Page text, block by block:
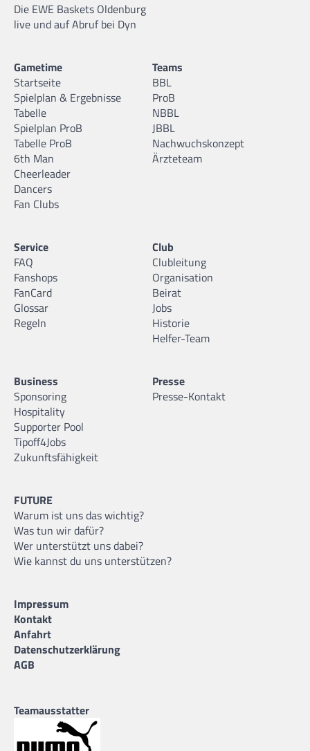
Die EWE Baskets Oldenburg
live und auf Abruf bei Dyn
Gametime
Startseite
Spielplan & Ergebnisse
Tabelle
Spielplan ProB
Tabelle ProB
6th Man
Cheerleader
Dancers
Fan Clubs
Teams
BBL
ProB
NBBL
JBBL
Nachwuchskonzept
Ärzteteam
Service
FAQ
Fanshops
FanCard
Glossar
Regeln
Club
Clubleitung
Organisation
Beirat
Jobs
Historie
Helfer-Team
Business
Sponsoring
Hospitality
Supporter Pool
Tipoff4Jobs
Zukunftsfähigkeit
Presse
Presse-Kontakt
FUTURE
Warum ist uns das wichtig?
Was tun wir dafür?
Wer unterstützt uns dabei?
Wie kannst du uns unterstützen?
Impressum
Kontakt
Anfahrt
Datenschutzerklärung
AGB
Teamausstatter